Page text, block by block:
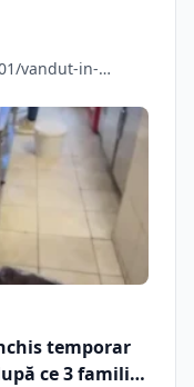
vandut-in-
temporar
ce 3 familii